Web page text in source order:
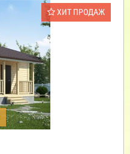
ХИТ ПРОДАЖ